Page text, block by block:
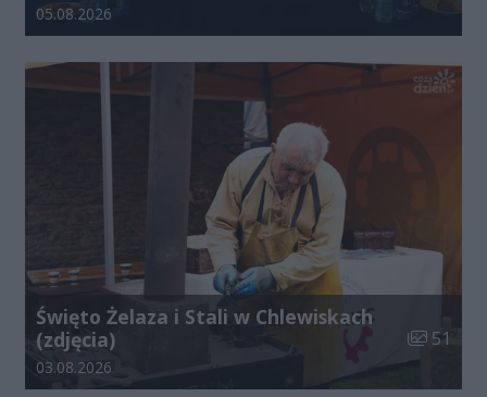
Data dodania galerii:
05.08.2026
Święto Żelaza i Stali w Chlewiskach
(zdjęcia)
Liczba
51
Data dodania galerii:
03.08.2026